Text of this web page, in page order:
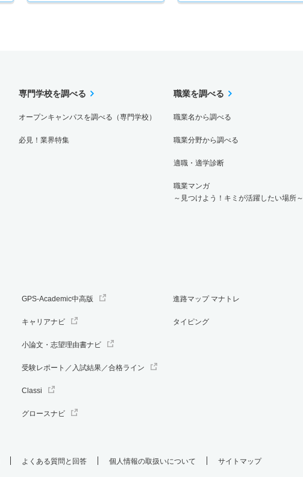
専門学校を調べる
オープンキャンパスを調べる（専門学校）
必見！業界特集
職業を調べる
職業名から調べる
職業分野から調べる
適職・適学診断
職業マンガ
～見つけよう！キミが活躍したい場所～
GPS-Academic中高版
キャリアナビ
小論文・志望理由書ナビ
受験レポート／入試結果／合格ライン
Classi
グロースナビ
進路マップ マナトレ
タイピング
よくある質問と回答 個人情報の取扱いについて サイトマップ